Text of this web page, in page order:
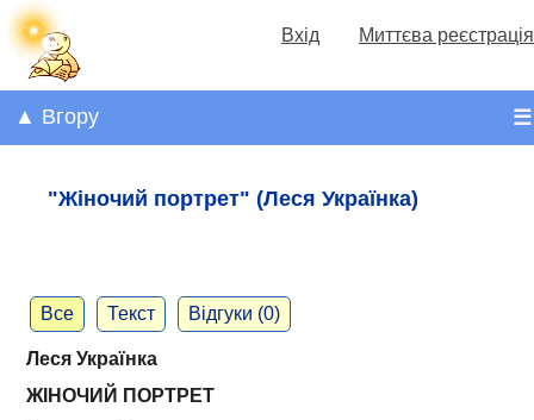
Вхід Миттєва реєстрація
☰
▲ Вгору
"Жіночий портрет" (Леся Українка)
Все Текст Відгуки (0)
Леся Українка
ЖІНОЧИЙ ПОРТРЕТ